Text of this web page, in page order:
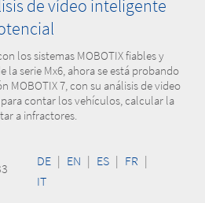
de vídeo inteligente
los sistemas MOBOTIX fiables y
la serie Mx6, ahora se está probando
MOBOTIX 7, con su análisis de video
contar los vehículos, calcular la
a infractores.
DE | EN | ES | FR |
IT